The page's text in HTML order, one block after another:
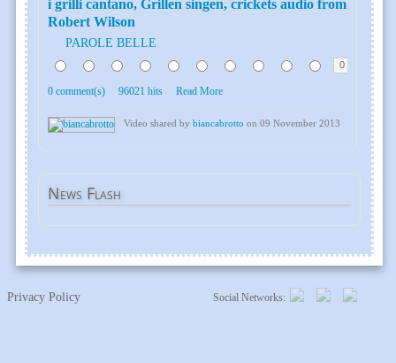
i grilli cantano, Grillen singen, crickets audio from
Robert Wilson
PAROLE BELLE
0
0 comment(s) 96021 hits Read More
Video shared by biancabrotto on 09 November 2013
News Flash
Social Networks:
Privacy Policy